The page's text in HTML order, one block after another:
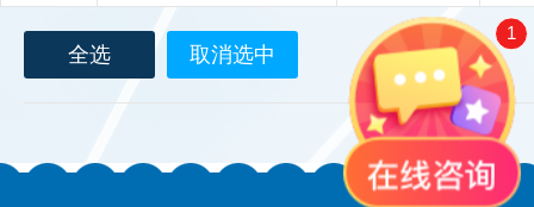
Abbexa AbD Serotec
全选 取消选中
1